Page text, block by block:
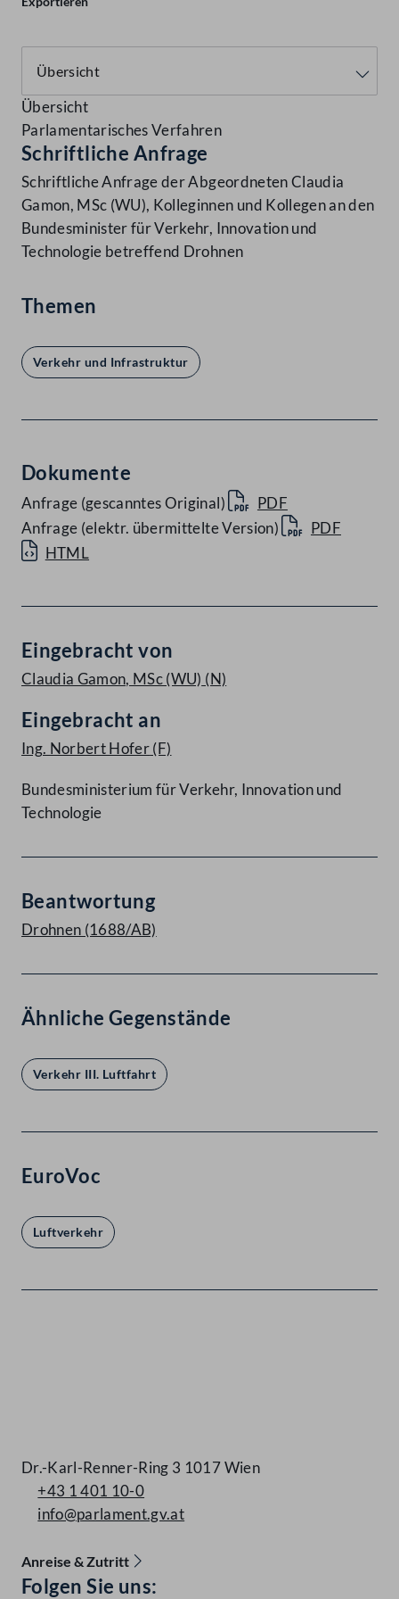
Accessibility Menu anzeigen
Übersicht
Parlamentarisches Verfahren
Schriftliche Anfrage
Schriftliche Anfrage der Abgeordneten Claudia
Gamon, MSc (WU), Kolleginnen und Kollegen an den
Bundesminister für Verkehr, Innovation und
Technologie betreffend Drohnen
Themen
Verkehr und Infrastruktur
Dokumente
Anfrage (gescanntes Original)
PDF
Anfrage (elektr. übermittelte Version)
PDF
HTML
Eingebracht von
Claudia Gamon, MSc (WU) (N)
Eingebracht an
Ing. Norbert Hofer(F)
Bundesministerium für Verkehr, Innovation und
Technologie
Beantwortung
Drohnen (1688/AB)
Ähnliche Gegenstände
Verkehr III. Luftfahrt
EuroVoc
Luftverkehr
Dr.-Karl-Renner-Ring 3 1017 Wien
+43 1 401 10-0
info@parlament.gv.at
Anreise & Zutritt
Folgen Sie uns: